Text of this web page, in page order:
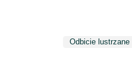
Odbicie lustrzane